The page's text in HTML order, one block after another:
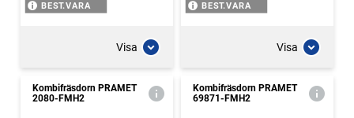
BEST.VARA
Visa
BEST.VARA
Visa
Kombifräsdorn PRAMET
2080-FMH2
Kombifräsdorn PRAMET
69871-FMH2